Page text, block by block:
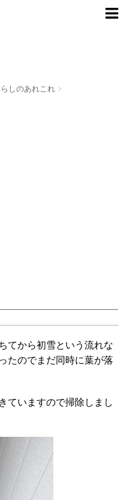
しのあれこれ >
てから初雪という流れな
たのでまだ同時に葉が落
ていますので掃除しまし